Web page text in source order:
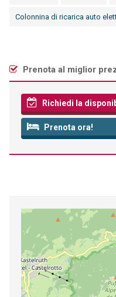
Colonnina di ricarica auto
Prenota al miglior
Richiedi la
Prenota ora!